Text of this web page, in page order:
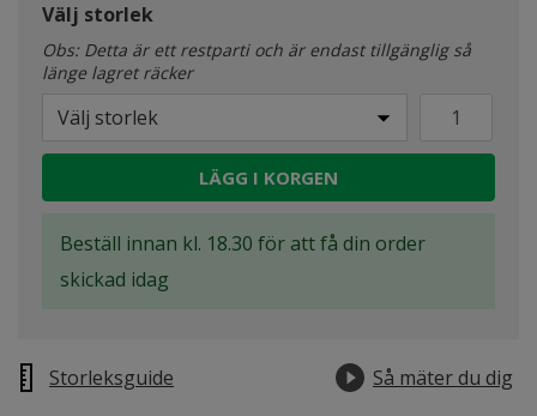
Välj storlek
Obs: Detta är ett restparti och är endast tillgänglig så
länge lagret räcker
Välj storlek
LÄGG I KORGEN
Beställ innan kl. 18.30 för att få din order
skickad idag
Storleksguide
Så mäter du dig